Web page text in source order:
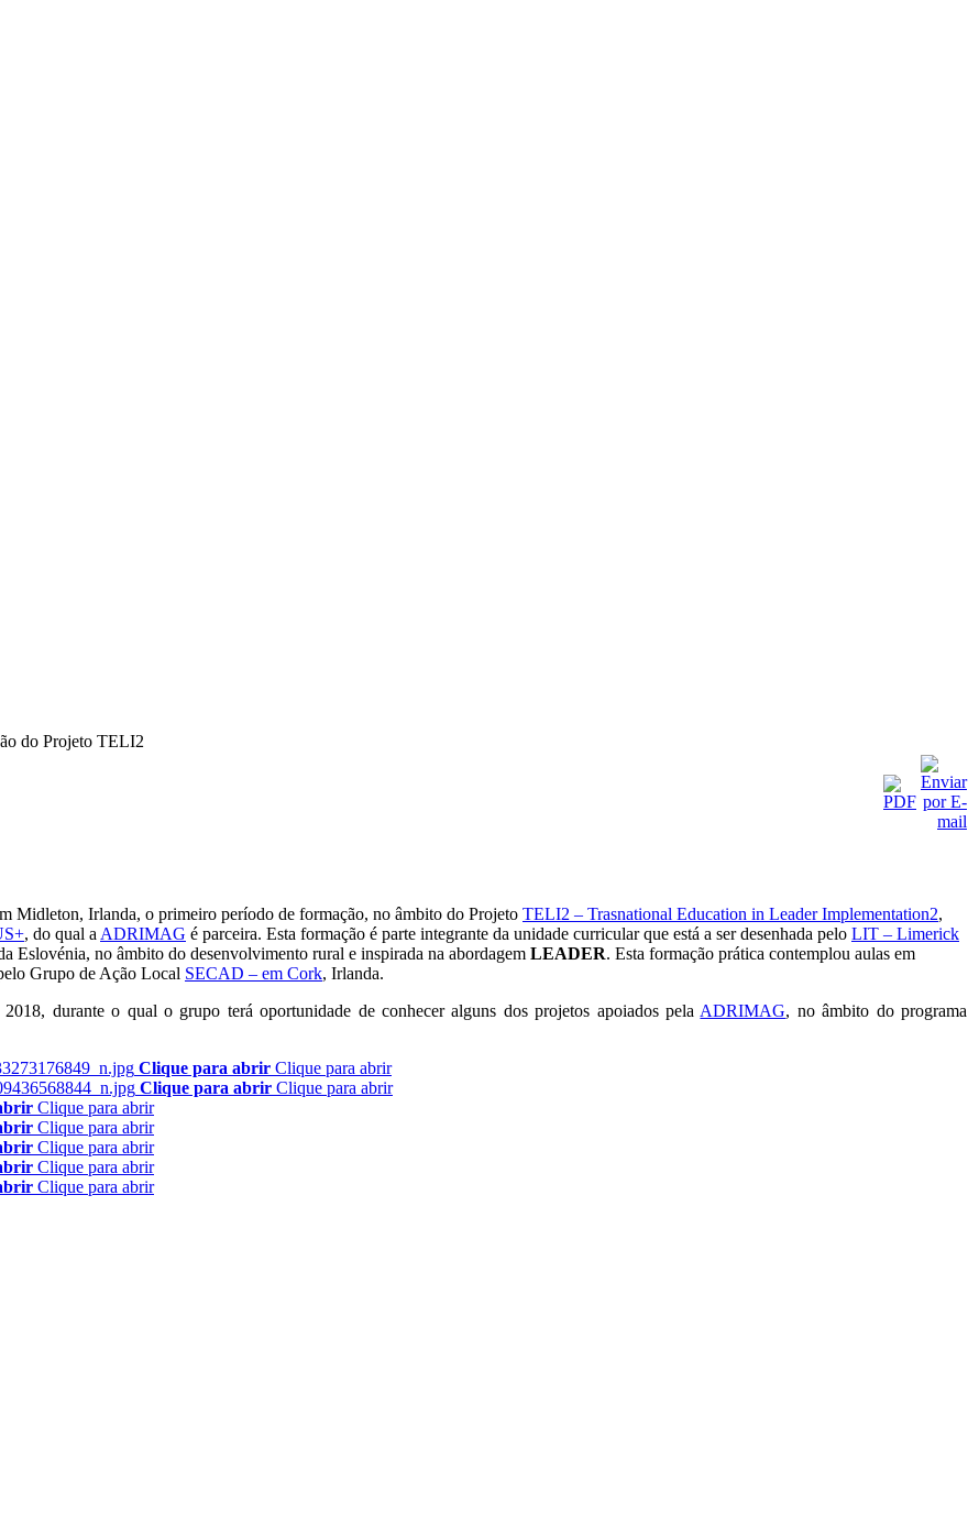
do Projeto TELI2
Midleton, Irlanda, o primeiro período de formação, no âmbito do Projeto TELI2 – Trasnational Education in Leader Implementation2,
, do qual a ADRIMAG é parceira. Esta formação é parte integrante da unidade curricular que está a ser desenhada pelo LIT – Limerick
Eslovénia, no âmbito do desenvolvimento rural e inspirada na abordagem LEADER. Esta formação prática contemplou aulas em
Grupo de Ação Local SECAD – em Cork, Irlanda.
durante o qual o grupo terá oportunidade de conhecer alguns dos projetos apoiados pela ADRIMAG, no âmbito do programa
Clique para abrir Clique para abrir
Clique para abrir Clique para abrir
Clique para abrir
Clique para abrir
Clique para abrir
Clique para abrir
Clique para abrir